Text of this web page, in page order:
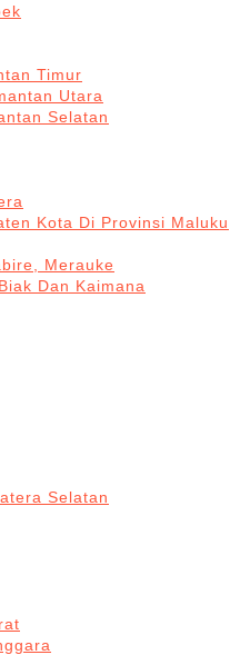
Timur
Utara
Selatan
Kota Di Provinsi Maluku
Merauke
Dan Kaimana
Selatan